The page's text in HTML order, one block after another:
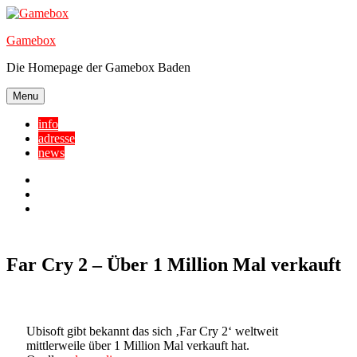
Skip
content
Gamebox
Die Homepage der Gamebox Baden
Menu
info
adresse
news
Far Cry 2 – Über 1 Million Mal verkauft
Ubisoft gibt bekannt das sich ‚Far Cry 2‘ weltweit
mittlerweile über 1 Million Mal verkauft hat.